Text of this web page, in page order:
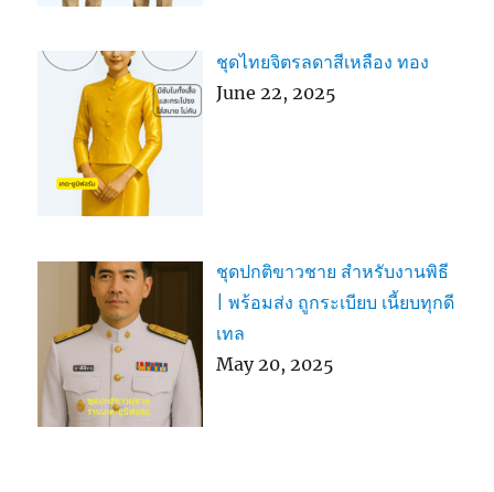
ชุดไทยจิตรลดาสีเหลือง ทอง
June 22, 2025
ชุดปกติขาวชาย สำหรับงานพิธี
| พร้อมส่ง ถูกระเบียบ เนี้ยบทุกดี
เทล
May 20, 2025